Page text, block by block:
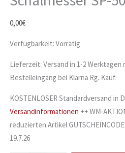
0,00€
Verfügbarkeit: Vorrätig
Lieferzeit: Versand in 1-2 Werktagen
Bestelleingang bei Klarna Rg. Kauf.
KOSTENLOSER Standardversand in
Versandinformationen ++ WM-
reduzierten Artikel
19.7.26